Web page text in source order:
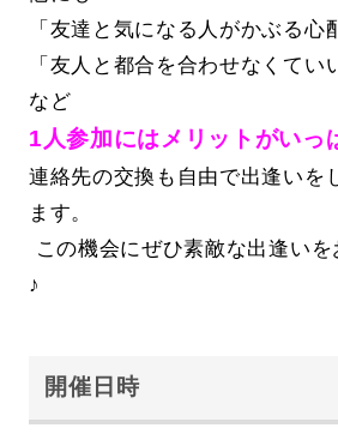
「友達と気になる人がかぶる心
「友人と都合を合わせなくてい
など
1人参加にはメリットがいっ
連絡先の交換も自由で出逢いを
ます。
この機会にぜひ素敵な出逢い
♪
開催日時